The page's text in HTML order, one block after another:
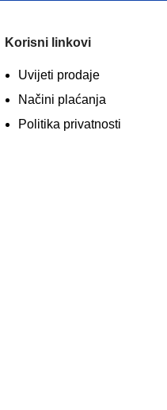
Korisni linkovi
Uvijeti prodaje
Načini plaćanja
Politika privatnosti